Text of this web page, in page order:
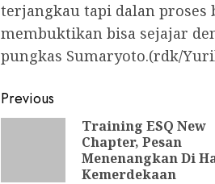
terjangkau tapi dalan proses
membuktikan bisa sejajar
pungkas Sumaryoto.(rdk/
Continue
Reading
Previous
Training ESQ New
Chapter, Pesan
Menenangkan Di
Kemerdekaan